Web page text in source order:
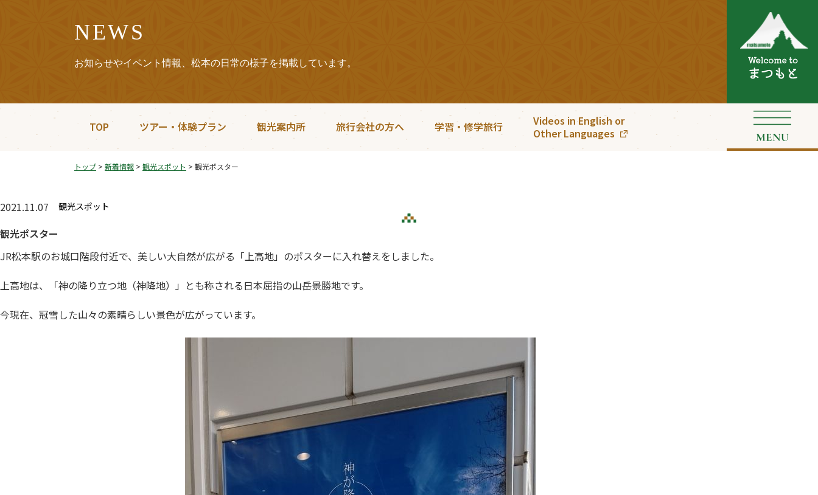
NEWS
お知らせやイベント情報、松本の日常の様子を掲載しています。
TOP ツアー・体験プラン 観光案内所 旅行会社の方へ 学習・修学旅行
Videos in English or
Other Languages
トップ > 新着情報 > 観光スポット > 観光ポスター
2021.11.07 観光スポット
観光ポスター
JR松本駅のお城口階段付近で、美しい大自然が広がる「上高地」のポスターに入れ替えをしました。
上高地は、「神の降り立つ地（神降地）」とも称される日本屈指の山岳景勝地です。
今現在、冠雪した山々の素晴らしい景色が広がっています。